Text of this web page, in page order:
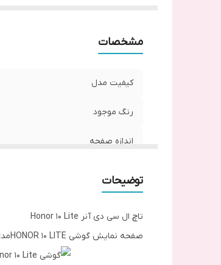
مشخصات
کیفیت مدل
رنگ موجود
اندازه صفحه
توضیحات
تاچ ال سی دی آنر Honor 10 Lite
صفحه نمایش گوشی HONOR 10 LITEمدل از نوع IPS LCD capacitive touchscreen برابر با 6.21 اینچ (2340*1080) می باشد.